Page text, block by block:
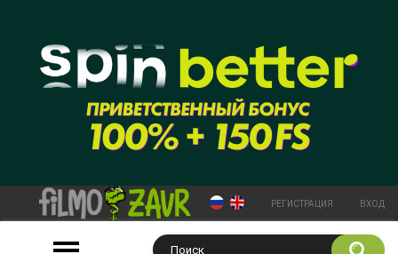
РЕГИСТРАЦИЯ ВХОД